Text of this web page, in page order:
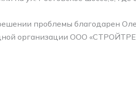
проблемы благодарен
организации ООО